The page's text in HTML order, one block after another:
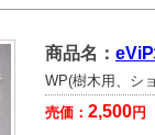
商品名：
WP(樹木用、シ
売価： 2,500円